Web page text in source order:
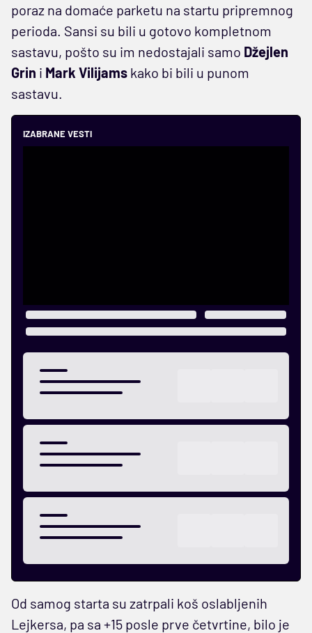
poraz na domaće parketu na startu pripremnog
perioda. Sansi su bili u gotovo kompletnom
sastavu, pošto su im nedostajali samo Džejlen
Grin i Mark Vilijams kako bi bili u punom
sastavu.
IZABRANE VESTI
Od samog starta su zatrpali koš oslabljenih
Lejkersa, pa sa +15 posle prve četvrtine, bilo je